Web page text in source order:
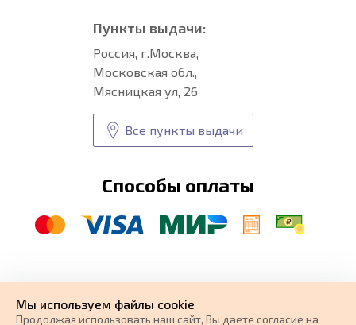
Пункты выдачи:
Россия, г.Москва,
Московская обл.,
Мясницкая ул, 26
Все пункты выдачи
Способы оплаты
автоковрики
разработка и
Мы используем файлы cookie
Продолжая использовать наш cайт, Вы даете согласие на